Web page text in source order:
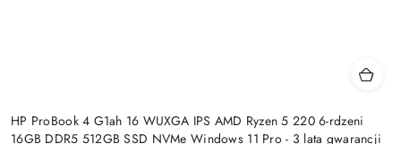
HP ProBook 4 G1ah 16 WUXGA IPS AMD Ryzen 5 220 6-rdzeni
16GB DDR5 512GB SSD NVMe Windows 11 Pro - 3 lata gwarancji